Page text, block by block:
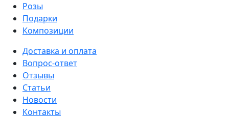
Розы
Подарки
Композиции
Доставка и оплата
Вопрос-ответ
Отзывы
Статьи
Новости
Контакты